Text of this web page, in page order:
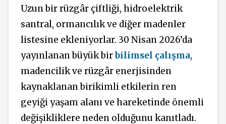
Uzun bir rüzgâr çiftliği, hidroelektrik
santral, ormancılık ve diğer madenler
listesine ekleniyorlar. 30 Nisan 2026’da
yayınlanan büyük birbilimsel çalışma,
madencilik ve rüzgâr enerjisinden
kaynaklanan birikimli etkilerin ren
geyiği yaşam alanı ve hareketinde önemli
değişikliklere neden olduğunu kanıtladı.